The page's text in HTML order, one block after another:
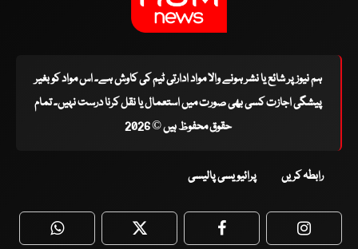
ہم نیوز پر شائع یا نشر ہونے والا مواد ادارتی ٹیم کی کاوش ہے۔ اس مواد کو بغیر
پیشگی اجازت کسی بھی صورت میں استعمال یا نقل کرنا درست نہیں۔ تمام
حقوق محفوظ ہیں © 2026
رابطہ کریں پرائیویسی پالیسی
WhatsApp Twitter Facebook